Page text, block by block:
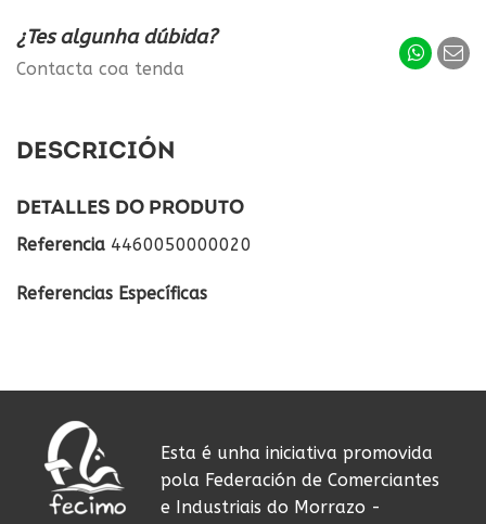
¿Tes algunha dúbida?
Contacta coa tenda
DESCRICIÓN
DETALLES DO PRODUTO
Referencia 4460050000020
Referencias Específicas
Esta é unha iniciativa promovida
pola Federación de Comerciantes
e Industriais do Morrazo -